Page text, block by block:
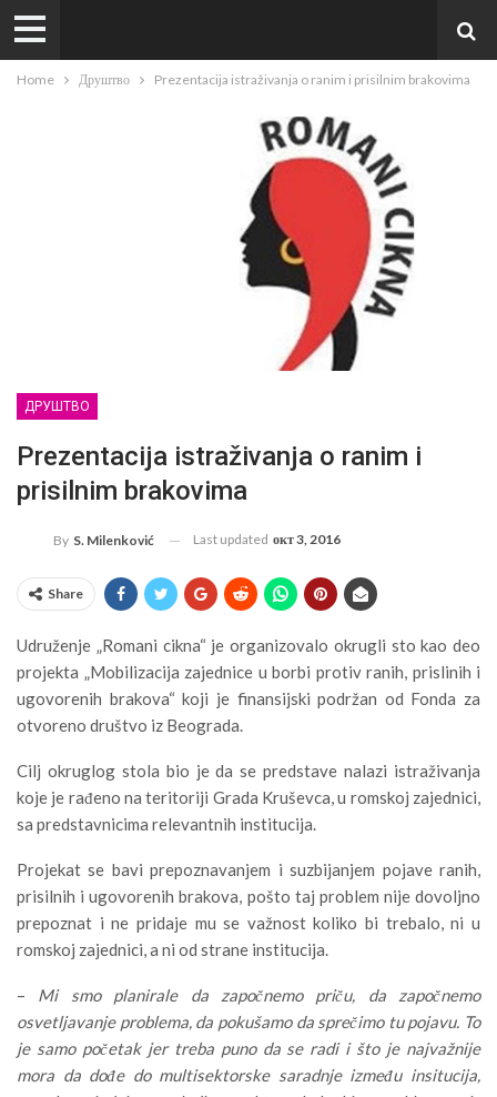
Home Друштво Prezentacija istraživanja o ranim i prisilnim brakovima
ДРУШТВО
Prezentacija istraživanja o ranim i
prisilnim brakovima
By S. Milenković Last updated окт 3, 2016
Share
Udruženje „Romani cikna“ je organizovalo okrugli sto kao deo
projekta „Mobilizacija zajednice u borbi protiv ranih, prislinih i
ugovorenih brakova“ koji je finansijski podržan od Fonda za
otvoreno društvo iz Beograda.
Cilj okruglog stola bio je da se predstave nalazi istraživanja
koje je rađeno na teritoriji Grada Kruševca, u romskoj zajednici,
sa predstavnicima relevantnih institucija.
Projekat se bavi prepoznavanjem i suzbijanjem pojave ranih,
prisilnih i ugovorenih brakova, pošto taj problem nije dovoljno
prepoznat i ne pridaje mu se važnost koliko bi trebalo, ni u
romskoj zajednici, a ni od strane institucija.
– Mi smo planirale da započnemo priču, da započnemo
osvetljavanje problema, da pokušamo da sprečimo tu pojavu. To
je samo početak jer treba puno da se radi i što je najvažnije
mora da dođe do multisektorske saradnje između insitucija,